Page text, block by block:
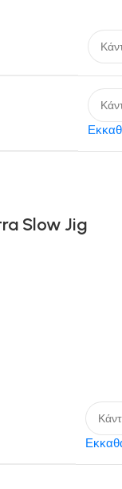
Slow Jig